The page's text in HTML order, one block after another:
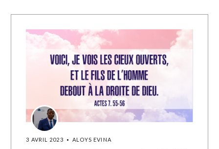
3 AVRIL 2023 ALOYS EVINA